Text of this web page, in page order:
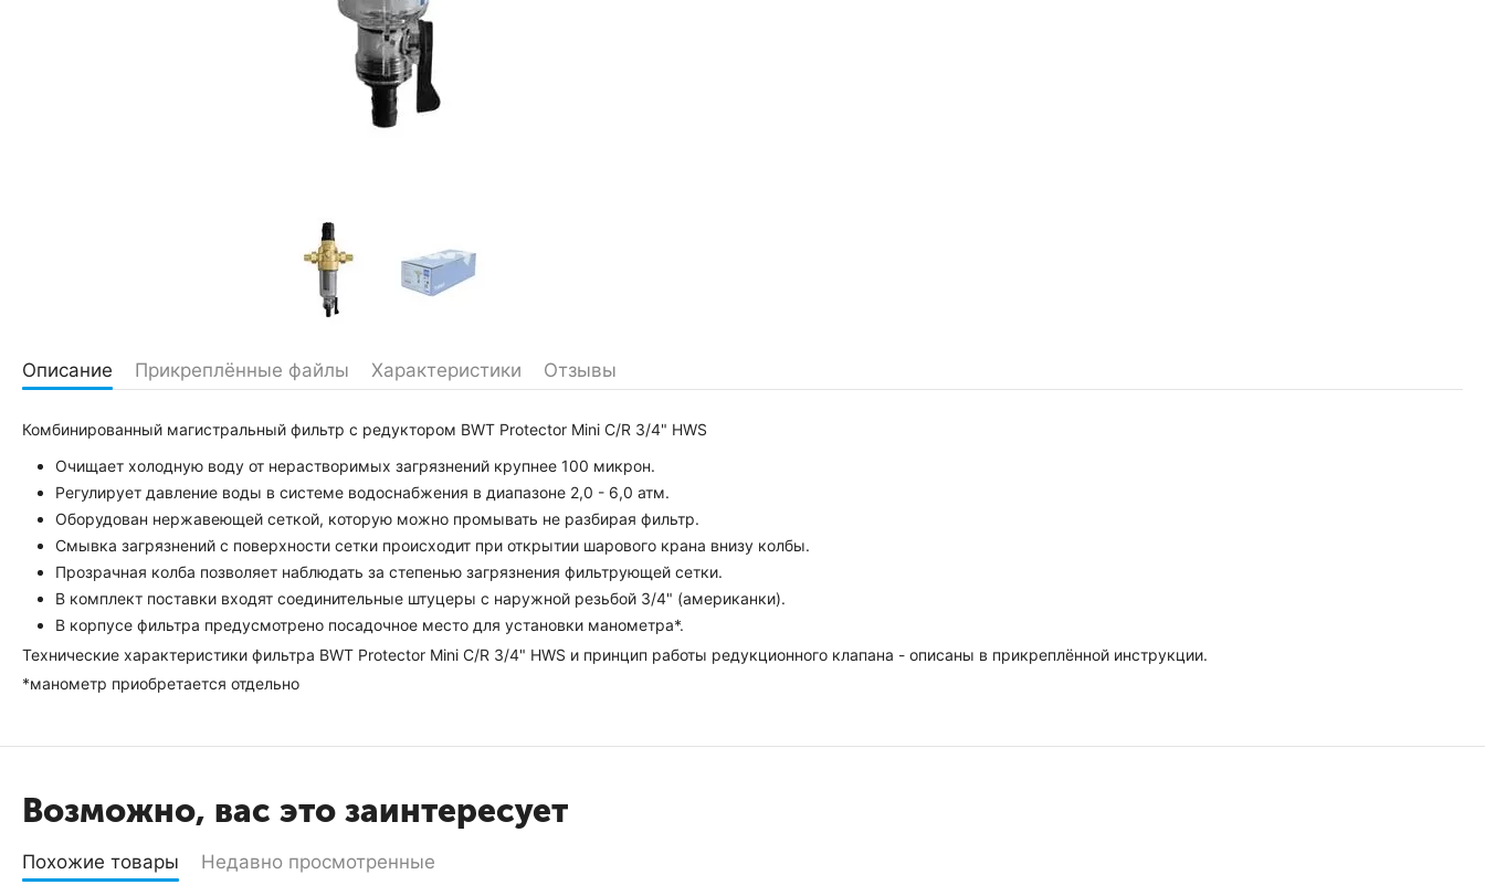
Описание Прикреплённые файлы Характеристики Отзывы
Комбинированный магистральный фильтр с редуктором BWT Protector Mini C/R 3/4" HWS
Очищает холодную воду от нерастворимых загрязнений крупнее 100 микрон.
Регулирует давление воды в системе водоснабжения в диапазоне 2,0 - 6,0 атм.
Оборудован нержавеющей сеткой, которую можно промывать не разбирая фильтр.
Смывка загрязнений с поверхности сетки происходит при открытии шарового крана внизу колбы.
Прозрачная колба позволяет наблюдать за степенью загрязнения фильтрующей сетки.
В комплект поставки входят соединительные штуцеры с наружной резьбой 3/4" (американки).
В корпусе фильтра предусмотрено посадочное место для установки манометра*.
Технические характеристики фильтра BWT Protector Mini C/R 3/4" HWS и принцип работы редукционного клапана - описаны в прикреплённой инструкции.
*манометр приобретается отдельно
Возможно, вас это заинтересует
Похожие товары Недавно просмотренные